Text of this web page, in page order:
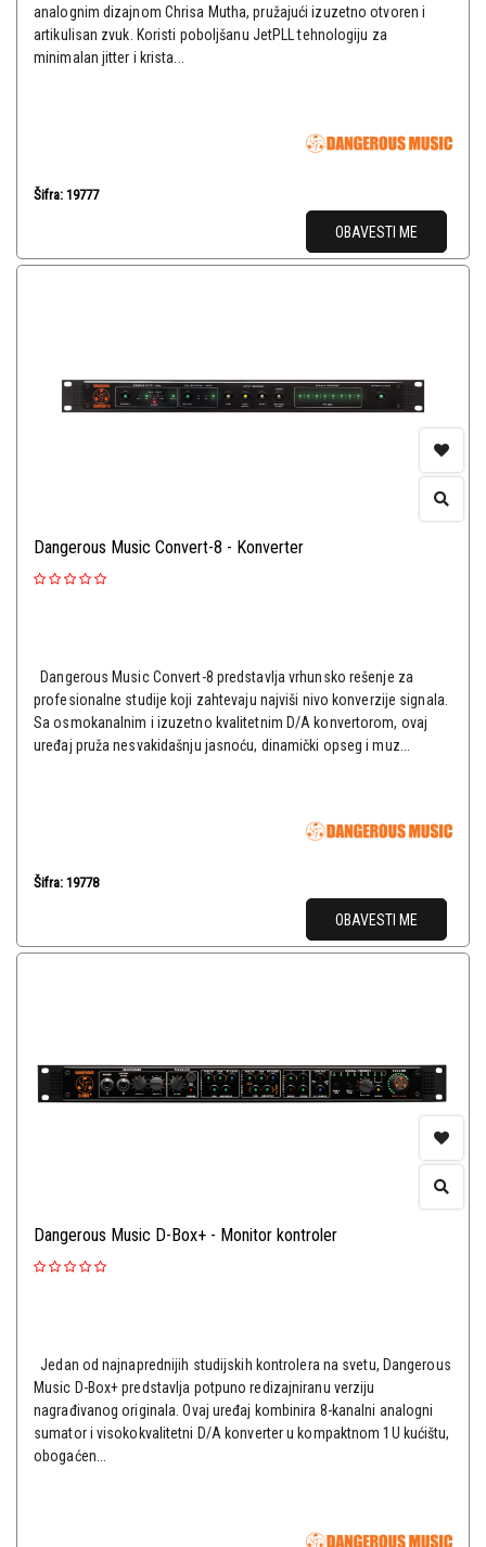
analognim dizajnom Chrisa Mutha, pružajući izuzetno otvoren i
artikulisan zvuk. Koristi poboljšanu JetPLL tehnologiju za
minimalan jitter i krista...
Šifra: 19777
OBAVESTI ME
Dangerous Music Convert-8 - Konverter
Dangerous Music Convert-8 predstavlja vrhunsko rešenje za
profesionalne studije koji zahtevaju najviši nivo konverzije signala.
Sa osmokanalnim i izuzetno kvalitetnim D/A konvertorom, ovaj
uređaj pruža nesvakidašnju jasnoću, dinamički opseg i muz...
Šifra: 19778
OBAVESTI ME
Dangerous Music D-Box+ - Monitor kontroler
Jedan od najnaprednijih studijskih kontrolera na svetu, Dangerous
Music D-Box+ predstavlja potpuno redizajniranu verziju
nagrađivanog originala. Ovaj uređaj kombinira 8-kanalni analogni
sumator i visokokvalitetni D/A konverter u kompaktnom 1U kućištu,
obogaćen...